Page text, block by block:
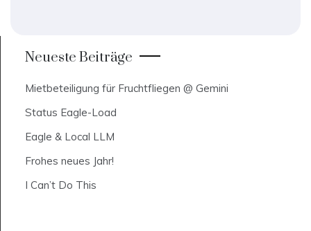
Neueste Beiträge
Mietbeteiligung für Fruchtfliegen @ Gemini
Status Eagle-Load
Eagle & Local LLM
Frohes neues Jahr!
I Can’t Do This